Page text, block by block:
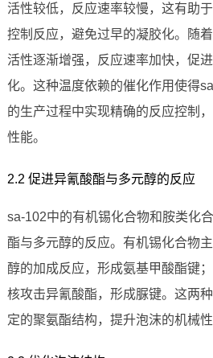
活性较低，反应速率较慢，这有助
控制反应，避免过早的凝胶化。随
活性逐渐增强，反应速率加快，促
化。这种温度依赖的催化作用使得
的生产过程中实现精确的反应控制
性能。
2.2 促进异氰酸酯与多元醇的反应
sa-102中的有机锡化合物和胺类化
酯与多元醇的反应。有机锡化合物
醇的加成反应，形成氨基甲酸酯键
核攻击异氰酸酯，形成脲键。这两
定的聚氨酯结构，提升泡沫的机械性